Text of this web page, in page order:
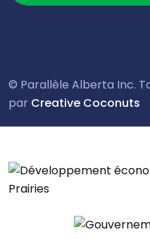
© Parallèle Alberta Inc.
par Creative Coconuts